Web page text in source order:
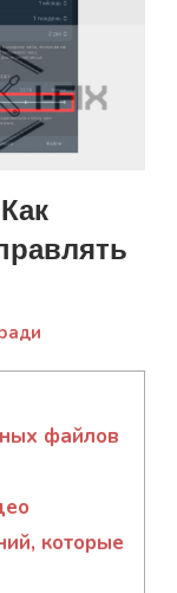
файлов
которые